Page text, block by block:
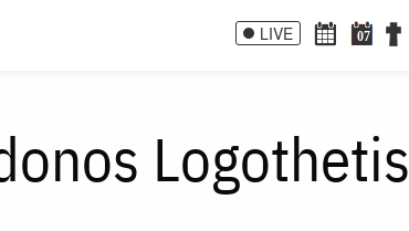
LIVE 07
Logothetis